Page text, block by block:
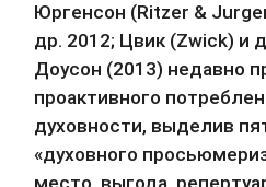
Юргенсон (Ritzer &
др. 2012; Цвик (Zwick) и
Доусон (2013) недавно
проактивного
духовности, выделив
«духовного